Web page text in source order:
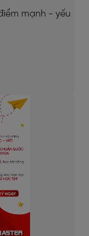
mạnh - yếu